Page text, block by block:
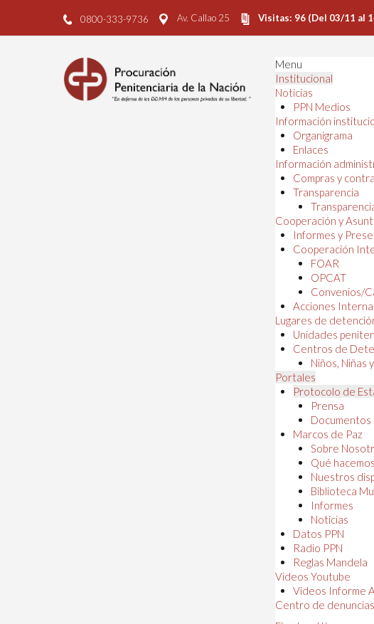
0800-333-9736 Av. Callao 25 Visitas: 96 (Del 03/11 al
Menu
Institucional
Noticias
PPN Medios
Información
Organigrama
Enlaces
Información
Compras y
Transparencia
Cooperación y
Informes y
Cooperación
FOAR
OPCAT
Convenios/
Acciones
Lugares de
Unidades
Centros de
Niños, Niñas
Portales
Protocolo de
Prensa
Documentos
Marcos de Paz
Sobre
Qué hacemos
Nuestros
Biblioteca
Informes
Noticias
Datos PPN
Radio PPN
Reglas Mandela
Videos Youtube
Videos Informe
Centro de denuncias